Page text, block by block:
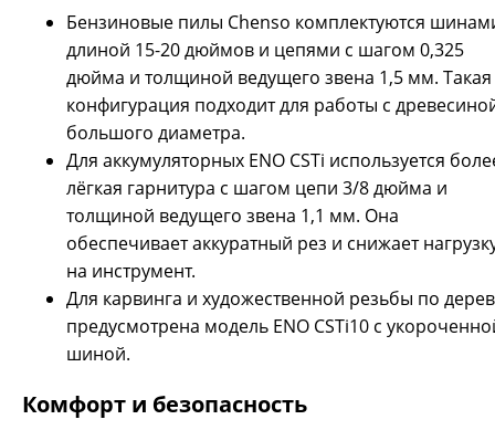
Пила аккумуляторная CAIMAN ENO CSTi10 – компактная,
суперлегкая профессиональная модель со специальной
шиной, предназначенной для карвинга (художественной
резки по дереву) или других тонких работ. Вес модели без
шины и цепи составляет всего 2,0 кг, что делает ее
чрезвычайно удобной при резке в любых плоскостях.
Система подключения аккумулятора STANDARD CONNECT
позволяет подключить как стандартные аккумуляторы
емкостью 4 и 8 Ач, так и ранцевые батареи системы MAXI
CONNECT емкостью 15-25 Ач (при использовании
специального адаптера). Профессиональный
Бензиновые пилы Chenso комплектуются
длиной 15-20 дюймов и цепями с шагом 0,325
дюйма и толщиной ведущего звена 1,5 мм. Такая
конфигурация подходит для работы с
большого диаметра.
Для аккумуляторных ENO CSTi используется
лёгкая гарнитура с шагом цепи 3/8 дюйма и
толщиной ведущего звена 1,1 мм. Она
обеспечивает аккуратный рез и снижает
на инструмент.
Для карвинга и художественной резьбы по
предусмотрена модель ENO CSTi10 с
шиной.
Комфорт и безопасность